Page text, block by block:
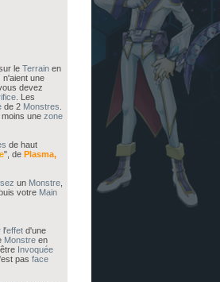
le Terrainen
une
devez
. Les
de 2 Monstres
une zone
de haut
", de Plasma,
un Monstre,
votre Main
l'effetd'une
Monstreen
Invoquée
pas face